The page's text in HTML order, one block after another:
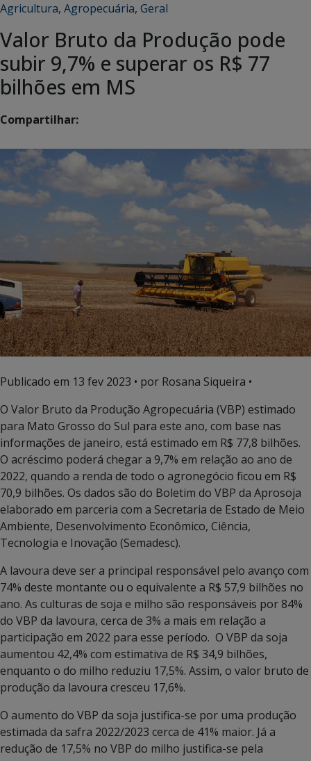
Agricultura, Agropecuária, Geral
Valor Bruto da Produção pode
subir 9,7% e superar os R$ 77
bilhões em MS
Compartilhar:
Publicado em 13 fev 2023 • por Rosana Siqueira •
O Valor Bruto da Produção Agropecuária (VBP) estimado
para Mato Grosso do Sul para este ano, com base nas
informações de janeiro, está estimado em R$ 77,8 bilhões.
O acréscimo poderá chegar a 9,7% em relação ao ano de
2022, quando a renda de todo o agronegócio ficou em R$
70,9 bilhões. Os dados são do Boletim do VBP da Aprosoja
elaborado em parceria com a Secretaria de Estado de Meio
Ambiente, Desenvolvimento Econômico, Ciência,
Tecnologia e Inovação (Semadesc).
A lavoura deve ser a principal responsável pelo avanço com
74% deste montante ou o equivalente a R$ 57,9 bilhões no
ano. As culturas de soja e milho são responsáveis por 84%
do VBP da lavoura, cerca de 3% a mais em relação a
participação em 2022 para esse período. O VBP da soja
aumentou 42,4% com estimativa de R$ 34,9 bilhões,
enquanto o do milho reduziu 17,5%. Assim, o valor bruto de
produção da lavoura cresceu 17,6%.
O aumento do VBP da soja justifica-se por uma produção
estimada da safra 2022/2023 cerca de 41% maior. Já a
redução de 17,5% no VBP do milho justifica-se pela